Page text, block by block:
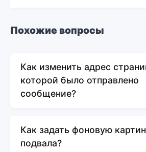
Похожие вопросы
Как изменить адрес
которой было отправлено
сообщение?
Как задать фоновую
подвала?